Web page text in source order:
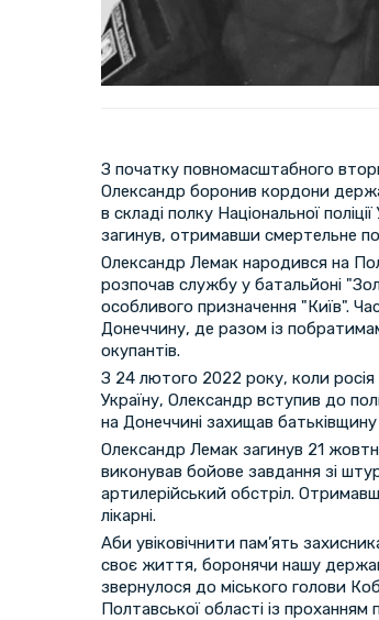
З початку повномасштабного
Олександр боронив кордони
в складі полку Національної
загинув, отримавши смертельне
Олександр Лемак народився на
розпочав службу у батальйоні
особливого призначення "Київ".
Донеччину, де разом із
окупантів.
З 24 лютого 2022 року, коли
Україну, Олександр вступив до
на Донеччині захищав батьківщину
Олександр Лемак загинув 21
виконував бойове завдання зі
артилерійський обстріл.
лікарні.
Аби увіковічнити пам’ять
своє життя, боронячи нашу
звернулося до міського голови
Полтавської області із